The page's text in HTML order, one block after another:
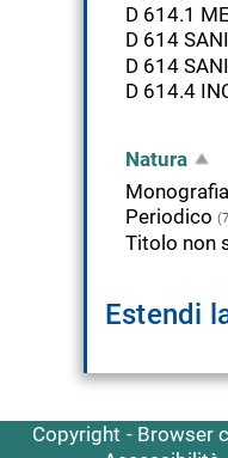
Natura
Monografia
Periodico
Titolo non
Estendi
Copyright Browser